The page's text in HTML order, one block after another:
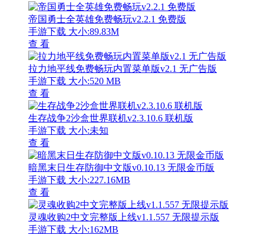
帝国勇士全英雄免费畅玩v2.2.1 免费版
手游下载 大小:89.83M
查 看
拉力地平线免费畅玩内置菜单版v2.1 无广告版
手游下载 大小:520 MB
查 看
生存战争2沙盒世界联机v2.3.10.6 联机版
手游下载 大小:未知
查 看
暗黑末日生存防御中文版v0.10.13 无限金币版
手游下载 大小:227.16MB
查 看
灵魂收购2中文完整版上线v1.1.557 无限提示版
手游下载 大小:162MB